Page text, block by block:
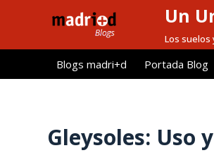
l
Un
Los suelos
Blogs madri+d Portada Blog
Gleysoles: Uso